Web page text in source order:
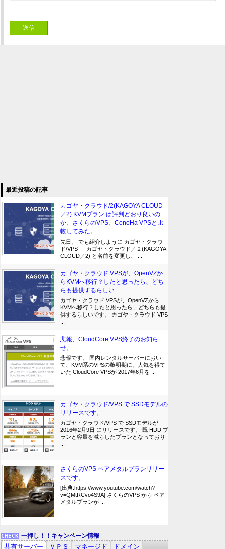
最近投稿の記事
カゴヤ・クラウド/2(KAGOYA CLOUD
／2) KVMプラン は評判どおり良いの
か、さくらのVPS、ConoHa VPSと比
較してみた。
先日、 でも紹介しように カゴヤ・クラウ
ド/VPS → カゴヤ・クラウド／２(KAGOYA
CLOUD／2) と名前を変更し、 ...
カゴヤ・クラウド VPSが、OpenVZか
らKVMへ移行？したと思ったら、どち
らも提供するらしい
カゴヤ・クラウド VPSが、OpenVZから
KVMへ移行？したと思ったら、どちらも提
供するらしいです。 カゴヤ・クラウド VPS
悲報、CloudCore VPS終了のお知ら
せ。
悲報です。 国内レンタルサーバーにおい
て、KVM系のVPSの黎明期に、人気を得て
いた CloudCore VPSが 2017年6月を ...
カゴヤ・クラウド/VPS で SSDモデルの
リリースです。
カゴヤ・クラウド/VPS で SSDモデルが
2016年2月9日 にリリースです。 既 HDD プ
ランと容量を減らしたプランとなっており
さくらのVPS ベアメタルプランリリー
スです。
[出典:https://www.youtube.com/watch?
v=QMtRCvo4S9A] さくらのVPS から ベア
メタルプランが ...
一押し！！キャンペーン情報
共有サーバー ＶＰＳ マネージド
ドメイン